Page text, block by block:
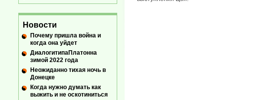
Новости
Почему пришла война и
когда она уйдет
ДиалогитипаПлатонна
зимой 2022 года
Неожиданно тихая ночь в
Донецке
Когда нужно думать как
выжить и не оскотиниться